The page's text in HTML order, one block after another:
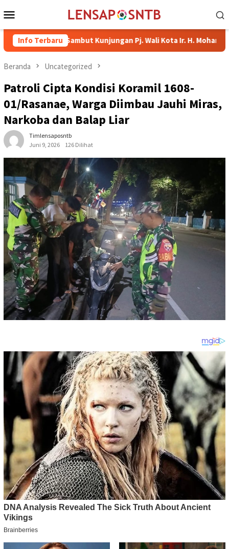
ke
Mobile
Info Terbaru
Sambut Kunjungan Pj. Wali Kota Ir. H. Mohammad Rum, MT
Beranda Uncategorized
Patroli Cipta Kondisi Koramil 1608-
01/Rasanae, Warga Diimbau Jauhi Miras,
Narkoba dan Balap Liar
Timlensaposntb
Juni 9, 2026
126 Dilihat